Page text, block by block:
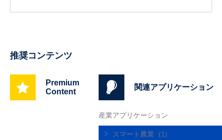
推奨コンテンツ
Premium
Content
関連アプリケーション
産業アプリケーション
スマート農業 (1)